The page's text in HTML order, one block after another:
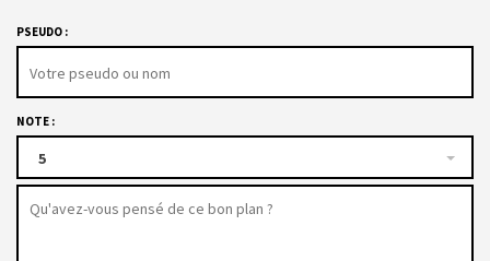
PSEUDO :
NOTE :
5